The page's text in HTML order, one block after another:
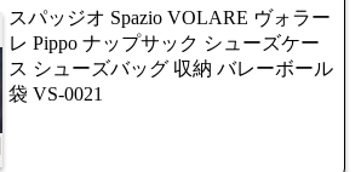
スパッジオ Spazio VOLARE ヴォラー
レ Pippo ナップサック シューズケー
ス シューズバッグ 収納 バレーボール
袋 VS-0021